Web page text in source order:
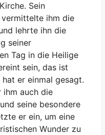
Sein
ihm die
lehrte ihn die
seiner
Tag in die Heilige
sein, das ist
hat er einmal gesagt.
ihm auch die
seine besondere
er ein, um eine
Wunder zu